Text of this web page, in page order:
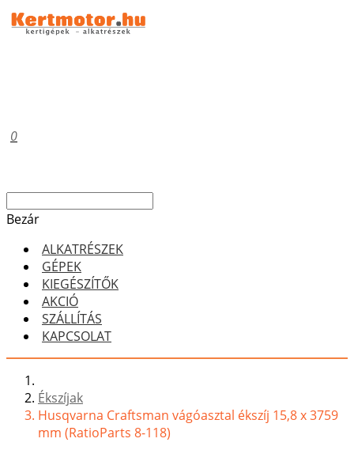
0
Bezár
ALKATRÉSZEK
GÉPEK
KIEGÉSZÍTŐK
AKCIÓ
SZÁLLÍTÁS
KAPCSOLAT
Ékszíjak
Husqvarna Craftsman vágóasztal ékszíj 15,8 x 3759
mm (RatioParts 8-118)